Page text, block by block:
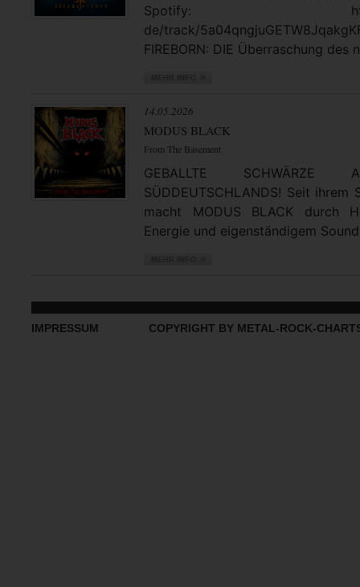
Spotify: https://
de/track/
FIREBORN: DIE Überraschung des
14.05.2026
MODUS BLACK
From The Basement
GEBALLTE
SÜDDEUTSCHLANDS! Seit
macht MODUS BLACK durch
Energie und eigenständigem
IMPRESSUM COPYRIGHT BY METAL-ROCK-